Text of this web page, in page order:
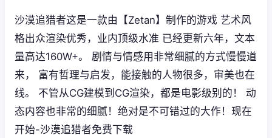
沙漠追猎者这是一款由【Zetan】制作的游戏 艺术风
格出众渲染优秀，业内顶级水准 已经更新六年，文本
量高达160W+。 剧情与情感用非常细腻的方式慢慢道
来， 富有哲理与启发，能接触的人物很多，审美也在
线。 不管从CG建模到CG渲染，都是电影级别的！ 动
态内容也非常的细腻！绝对是不可错过的大作！现在
开始-沙漠追猎者免费下载